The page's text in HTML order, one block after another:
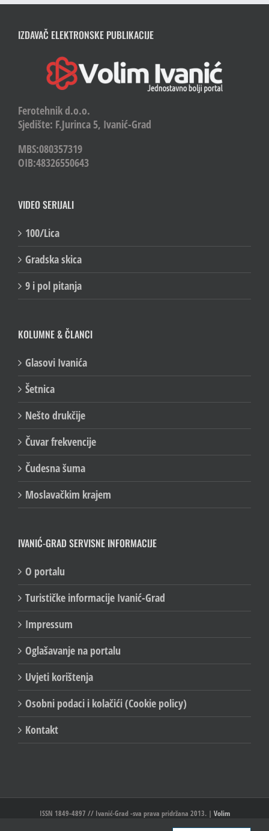
IZDAVAČ ELEKTRONSKE PUBLIKACIJE
Ferotehnik d.o.o.
Sjedište: F.Jurinca 5, Ivanić-Grad
MBS:080357319
VIDEO SERIJALI
100/Lica
Gradska skica
KOLUMNE & ČLANCI
Glasovi Ivanića
Šetnica
Nešto drukčije
Čuvar frekvencije
Čudesna šuma
IVANIĆ-GRAD SERVISNE INFORMACIJE
O portalu
Turističke informacije Ivanić-Grad
Impressum
Oglašavanje na portalu
Uvjeti korištenja
Osobni podaci i kolačići (Cookie policy)